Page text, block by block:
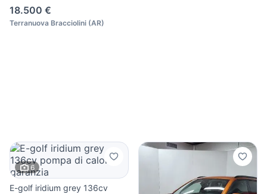
18.500 €
Terranuova Bracciolini (AR)
6
E-golf iridium grey 136cv